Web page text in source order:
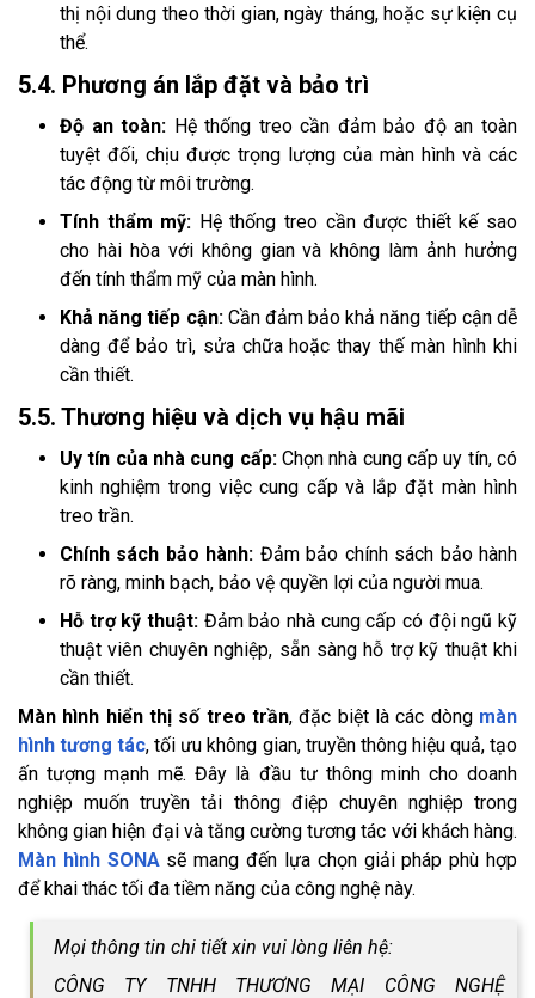
thị nội dung theo thời gian, ngày tháng, hoặc sự kiện cụ
thể.
5.4. Phương án lắp đặt và bảo trì
Độ an toàn: Hệ thống treo cần đảm bảo độ an toàn
tuyệt đối, chịu được trọng lượng của màn hình và các
tác động từ môi trường.
Tính thẩm mỹ: Hệ thống treo cần được thiết kế sao
cho hài hòa với không gian và không làm ảnh hưởng
đến tính thẩm mỹ của màn hình.
Khả năng tiếp cận: Cần đảm bảo khả năng tiếp cận dễ
dàng để bảo trì, sửa chữa hoặc thay thế màn hình khi
cần thiết.
5.5. Thương hiệu và dịch vụ hậu mãi
Uy tín của nhà cung cấp: Chọn nhà cung cấp uy tín, có
kinh nghiệm trong việc cung cấp và lắp đặt màn hình
treo trần.
Chính sách bảo hành: Đảm bảo chính sách bảo hành
rõ ràng, minh bạch, bảo vệ quyền lợi của người mua.
Hỗ trợ kỹ thuật: Đảm bảo nhà cung cấp có đội ngũ kỹ
thuật viên chuyên nghiệp, sẵn sàng hỗ trợ kỹ thuật khi
cần thiết.
Màn hình hiển thị số treo trần, đặc biệt là các dòng màn
hình tương tác, tối ưu không gian, truyền thông hiệu quả, tạo
ấn tượng mạnh mẽ. Đây là đầu tư thông minh cho doanh
nghiệp muốn truyền tải thông điệp chuyên nghiệp trong
không gian hiện đại và tăng cường tương tác với khách hàng.
Màn hình SONA sẽ mang đến lựa chọn giải pháp phù hợp
để khai thác tối đa tiềm năng của công nghệ này.
Mọi thông tin chi tiết xin vui lòng liên hệ:
CÔNG TY TNHH THƯƠNG MẠI CÔNG NGHỆ